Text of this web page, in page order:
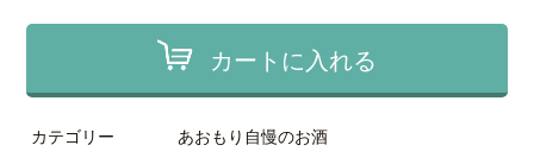
カートに入れる
カテゴリー あおもり自慢のお酒